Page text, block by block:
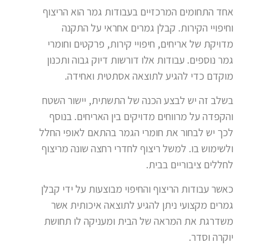
אחד התחומים המרכזיים בעבודות גמר הוא הריצוף
וחיפויי הקירות. קבלן גמרים אחראי על התקנה
מדויקת של אריחים, חיפויי קירות, פרקטים וחומרי
גמר נוספים. עבודות אלו דורשות דיוק גבוה ותכנון
מוקדם כדי להגיע לתוצאה אסתטית ואחידה.
בשלב זה יש לבצע הכנה של התשתית, יישור השטח
והקפדה על מרווחים מדויקים בין האריחים. בנוסף
לכך יש לבחור את חומרי הגמר בהתאם לאופי החלל
ולשימוש בו. למשל ריצוף לחדרי רחצה שונה מריצוף
לחללים ציבוריים בבית.
כאשר עבודות הריצוף והחיפוי מבוצעות על ידי קבלן
גמרים מקצועי ניתן להגיע לתוצאה איכותית אשר
משדרגת את המראה של הבית ומעניקה לו תחושת
יוקרה וסדר.